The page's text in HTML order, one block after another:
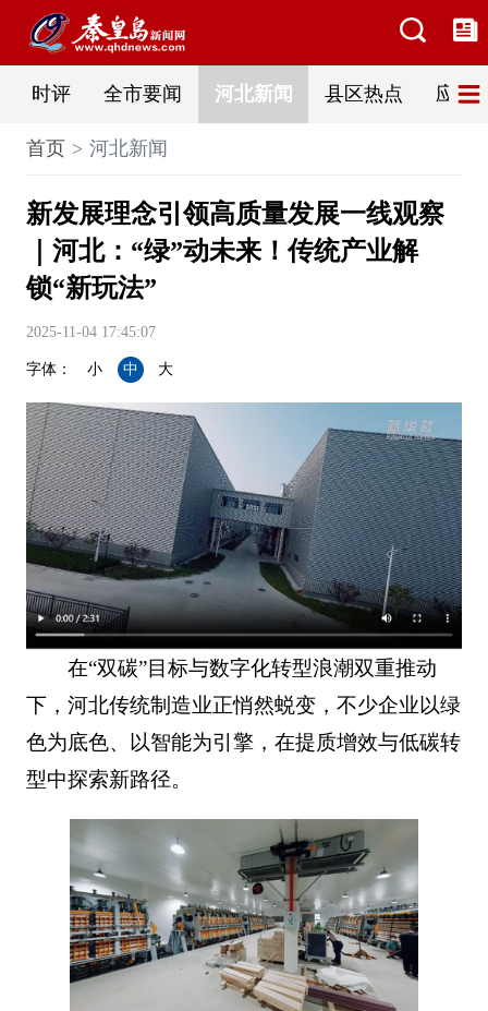
时评 全市要闻 河北新闻 县区热点 应急
首页 河北新闻
新发展理念引领高质量发展一线观察
｜河北：“绿”动未来！传统产业解
锁“新玩法”
2025-11-04 17:45:07
字体： 小 中 大
在“双碳”目标与数字化转型浪潮双重推动
下，河北传统制造业正悄然蜕变，不少企业以绿
色为底色、以智能为引擎，在提质增效与低碳转
型中探索新路径。